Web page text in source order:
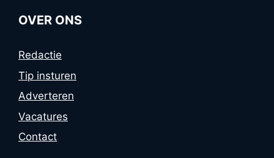
OVER ONS
Redactie
Tip insturen
Adverteren
Vacatures
Contact